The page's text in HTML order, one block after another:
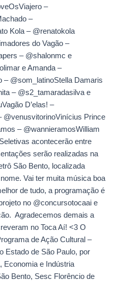
–
–
Kola – @renatokola
do Vagão –
– @shalonmc e
e Amanda –
– @som_latinoStella Damaris
– @s2_tamaradasilva e
D’elas! –
@venusvitorinoVinícius Prince
– @wannieramosWilliam
acontecerão entre
serão realizadas na
São Bento, localizada
Vai ter muita música boa
de tudo, a programação é
no @concursotocaai e
Agradecemos demais a
no Toca Aí! <3 O
de Ação Cultural –
Estado de São Paulo, por
Economia e Indústria
Bento, Sesc Florêncio de